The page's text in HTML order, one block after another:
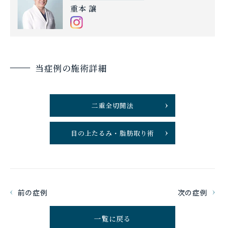
重本 譲
当症例の施術詳細
二重全切開法
目の上たるみ・脂肪取り術
前の症例 次の症例
一覧に戻る